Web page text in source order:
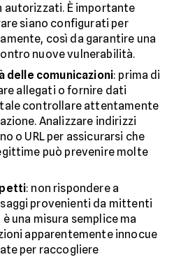
autorizzati. È importante
siano configurati per
così da garantire una
nuove vulnerabilità.
comunicazioni: prima di
allegati o fornire dati
controllare attentamente
Analizzare indirizzi
o URL per assicurarsi che
può prevenire molte
: non rispondere a
provenienti da mittenti
una misura semplice ma
apparentemente innocue
per raccogliere